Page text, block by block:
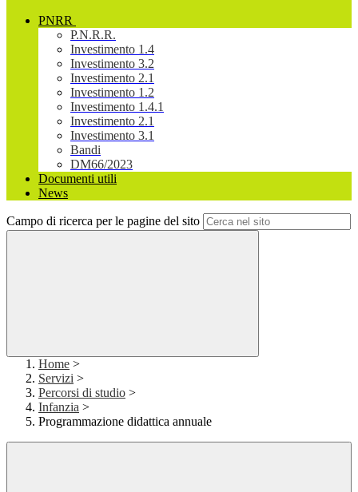
PNRR
P.N.R.R.
Investimento 1.4
Investimento 3.2
Investimento 2.1
Investimento 1.2
Investimento 1.4.1
Investimento 2.1
Investimento 3.1
Bandi
DM66/2023
Documenti utili
News
Campo di ricerca per le pagine del sito
Home >
Servizi >
Percorsi di studio >
Infanzia >
Programmazione didattica annuale